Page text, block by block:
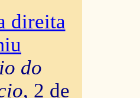
direita
do
, 2 de